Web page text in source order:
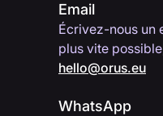
Email
Écrivez-nous un
plus vite
hello@orus.eu
WhatsApp